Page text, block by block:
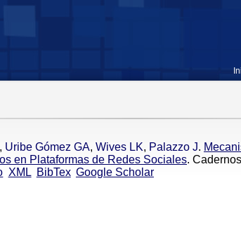
, Uribe Gómez GA, Wives LK, Palazzo J.
en Plataformas de Redes Sociales.
XML BibTex Google Scholar